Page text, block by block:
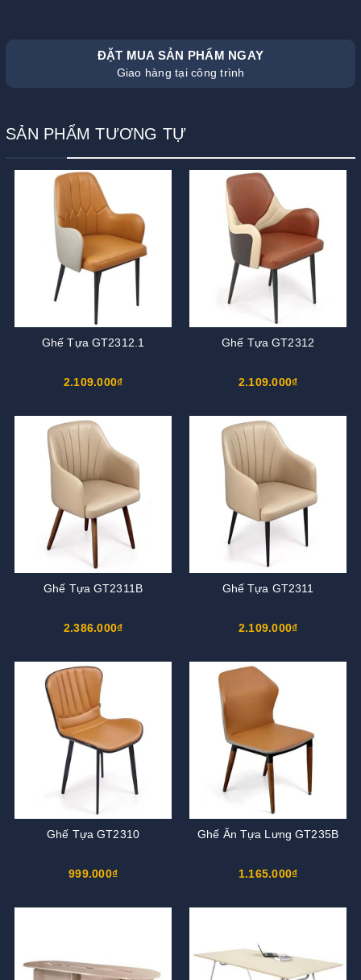
ĐẶT MUA SẢN PHẨM NGAY
Giao hàng tại công trình
SẢN PHẨM TƯƠNG TỰ
Ghế Tựa GT2312.1
2.109.000₫
Ghế Tựa GT2312
2.109.000₫
Ghế Tựa GT2311B
2.386.000₫
Ghế Tựa GT2311
2.109.000₫
Ghế Tựa GT2310
999.000₫
Ghế Ăn Tựa Lưng GT235B
1.165.000₫